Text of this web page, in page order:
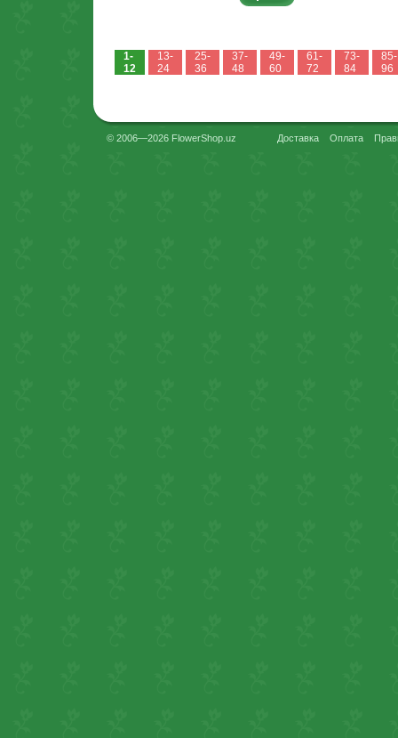
1-
12
13-
24
25-
36
37-
48
49-
60
61-
72
73-
84
85-
96
© 2006—2026 FlowerShop.uz Доставка Оплата